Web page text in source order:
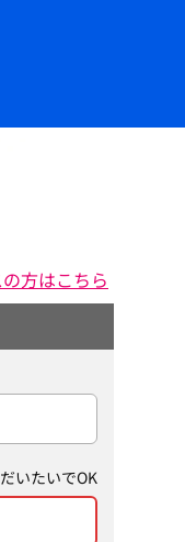
方はこちら
いたいでOK